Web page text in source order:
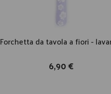
Forchetta da tavola a fiori -
6,90 €